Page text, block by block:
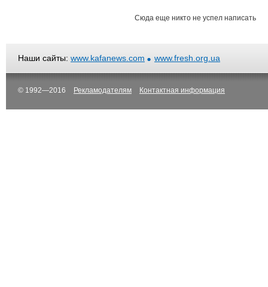
Сюда еще никто не успел написать
Наши сайты: www.kafanews.com www.fresh.org.ua
© 1992—2016 Рекламодателям Контактная информация